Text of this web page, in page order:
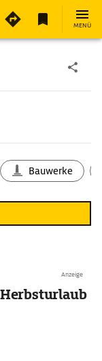
MENÜ
Bauwerke
Anzeige